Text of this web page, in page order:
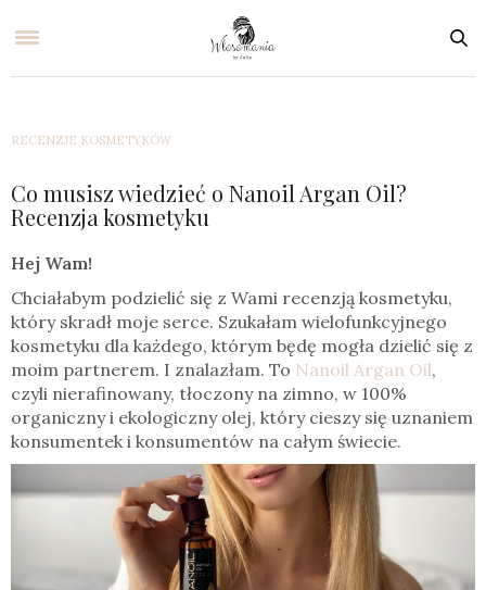
RECENZJE KOSMETYKÓW
Co musisz wiedzieć o Nanoil Argan Oil?
Recenzja kosmetyku
Hej Wam!
Chciałabym podzielić się z Wami recenzją kosmetyku,
który skradł moje serce. Szukałam wielofunkcyjnego
kosmetyku dla każdego, którym będę mogła dzielić się z
moim partnerem. I znalazłam. To Nanoil Argan Oil,
czyli nierafinowany, tłoczony na zimno, w 100%
organiczny i ekologiczny olej, który cieszy się uznaniem
konsumentek i konsumentów na całym świecie.